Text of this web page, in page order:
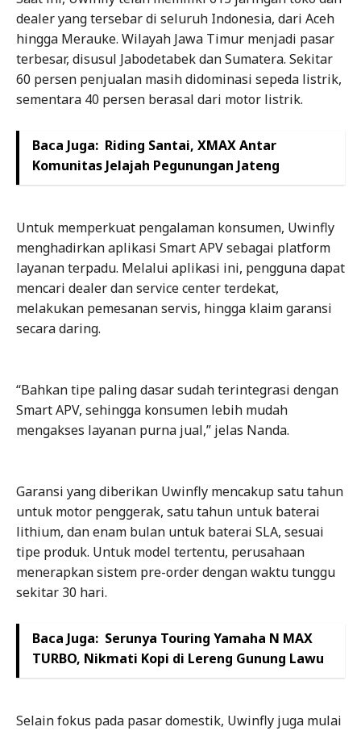
dealer yang tersebar di seluruh Indonesia, dari Aceh
hingga Merauke. Wilayah Jawa Timur menjadi pasar
terbesar, disusul Jabodetabek dan Sumatera. Sekitar
60 persen penjualan masih didominasi sepeda listrik,
sementara 40 persen berasal dari motor listrik.
Baca Juga: Riding Santai, XMAX Antar
Komunitas Jelajah Pegunungan Jateng
Untuk memperkuat pengalaman konsumen, Uwinfly
menghadirkan aplikasi Smart APV sebagai platform
layanan terpadu. Melalui aplikasi ini, pengguna dapat
mencari dealer dan service center terdekat,
melakukan pemesanan servis, hingga klaim garansi
secara daring.
“Bahkan tipe paling dasar sudah terintegrasi dengan
Smart APV, sehingga konsumen lebih mudah
mengakses layanan purna jual,” jelas Nanda.
Garansi yang diberikan Uwinfly mencakup satu tahun
untuk motor penggerak, satu tahun untuk baterai
lithium, dan enam bulan untuk baterai SLA, sesuai
tipe produk. Untuk model tertentu, perusahaan
menerapkan sistem pre-order dengan waktu tunggu
sekitar 30 hari.
Baca Juga: Serunya Touring Yamaha N MAX
TURBO, Nikmati Kopi di Lereng Gunung Lawu
Selain fokus pada pasar domestik, Uwinfly juga mulai